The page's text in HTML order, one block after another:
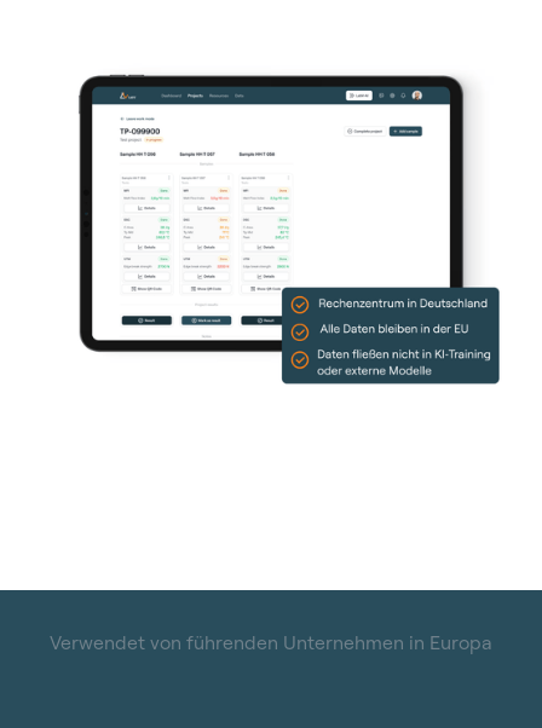
Verwendet von führenden Unternehmen in Europa